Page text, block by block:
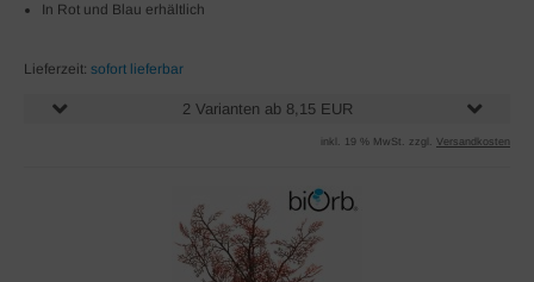
In Rot und Blau erhältlich
Lieferzeit: sofort lieferbar
2 Varianten ab 8,15 EUR
inkl. 19 % MwSt. zzgl. Versandkosten